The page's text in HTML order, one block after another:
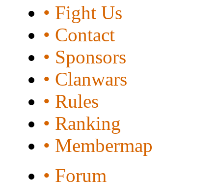
• Fight Us
• Contact
• Sponsors
• Clanwars
• Rules
• Ranking
• Membermap
• Forum